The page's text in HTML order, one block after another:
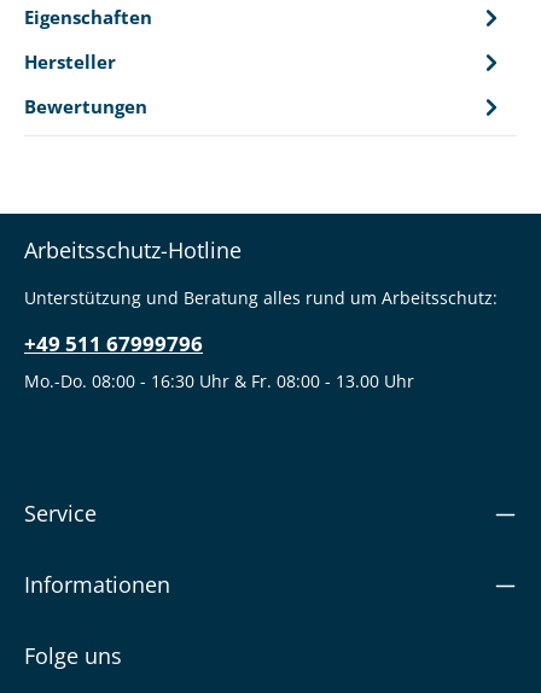
Eigenschaften
Hersteller
Bewertungen
Arbeitsschutz-Hotline
Unterstützung und Beratung alles rund um Arbeitsschutz:
+49 511 67999796
Mo.-Do. 08:00 - 16:30 Uhr & Fr. 08:00 - 13.00 Uhr
Service
Informationen
Folge uns